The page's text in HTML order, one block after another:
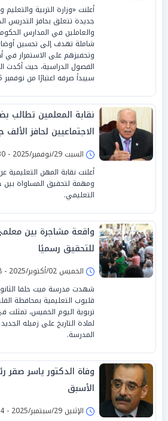
أعلنت «وزارة التربية
جديدة تتعلق بحافز التدريس
والعاملين في المدارس
شاملة تهدف إلى تحسين أوضاع
وتحفيزهم على الاستمرار في
الفصول الدراسية، حيث أكدت
سيبدأ صرفه اعتبارًا من نوفمبر 2025 بقيمة مالية محددة.
نقابة المعلمين تطالب
الاجتماعيين لحافز الألف
السبت 29/نوفمبر/2025 - 02:30 م
أعلنت نقابة المهن
ومهمة لتحقيق المساواة بين
التعليمي.
واقعة مشاجرة بين
للتحقيق رسميًا
الخميس 02/أكتوبر/2025 - 06:48 م
شهدت مدرسة ميت حلفا
قليوب التعليمية بمحافظة
تربوية اليوم الخميس،
لمادة التاريخ على زميله
المدرسة.
وفاة الدكتور ياسر صقر
الأسبق
الإثنين 29/سبتمبر/2025 - 09:34 م